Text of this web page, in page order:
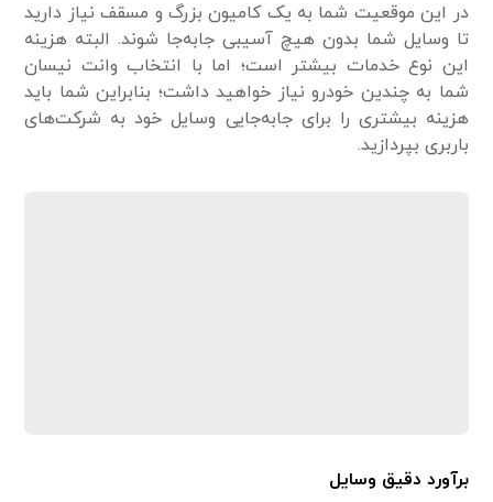
در این موقعیت شما به یک کامیون بزرگ و مسقف نیاز دارید
تا وسایل شما بدون هیچ آسیبی جابه‌جا شوند. البته هزینه
این نوع خدمات بیشتر است؛ اما با انتخاب وانت نیسان
شما به چندین خودرو نیاز خواهید داشت؛ بنابراین شما باید
هزینه بیشتری را برای جابه‌جایی وسایل خود به شرکت‌های
باربری بپردازید.
برآورد دقیق وسایل